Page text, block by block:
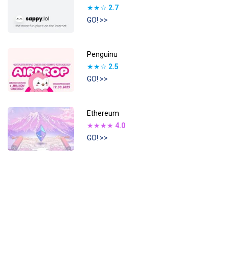
★★☆ 2.7
GO! >>
Penguinu
★★☆ 2.5
GO! >>
Ethereum
★★★★ 4.0
GO! >>